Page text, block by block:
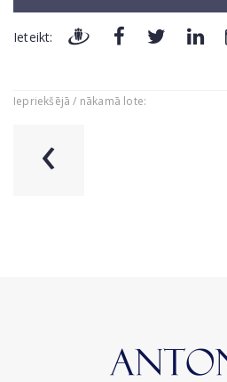
Ieteikt:
Iepriekšējā / nākamā lote:
‹